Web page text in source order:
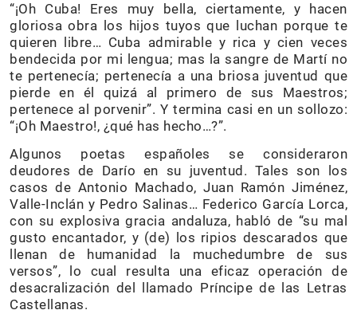
“¡Oh Cuba! Eres muy bella, ciertamente, y hacen
gloriosa obra los hijos tuyos que luchan porque te
quieren libre… Cuba admirable y rica y cien veces
bendecida por mi lengua; mas la sangre de Martí no
te pertenecía; pertenecía a una briosa juventud que
pierde en él quizá al primero de sus Maestros;
pertenece al porvenir”. Y termina casi en un sollozo:
“¡Oh Maestro!, ¿qué has hecho…?”.
Algunos poetas españoles se consideraron
deudores de Darío en su juventud. Tales son los
casos de Antonio Machado, Juan Ramón Jiménez,
Valle-Inclán y Pedro Salinas… Federico García Lorca,
con su explosiva gracia andaluza, habló de “su mal
gusto encantador, y (de) los ripios descarados que
llenan de humanidad la muchedumbre de sus
versos”, lo cual resulta una eficaz operación de
desacralización del llamado Príncipe de las Letras
Castellanas.